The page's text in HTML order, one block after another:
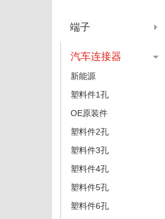
端子
汽车连接器
新能源
塑料件1孔
OE原装件
塑料件2孔
塑料件3孔
塑料件4孔
塑料件5孔
塑料件6孔